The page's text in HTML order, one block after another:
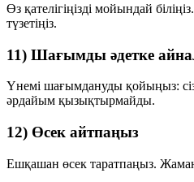
Өз қателігіңізді мойындай
түзетіңіз.
11) Шағымды әдетке
Үнемі шағымдануды қойыңыз:
әрдайым қызықтырмайды.
12) Өсек айтпаңыз
Ешқашан өсек таратпаңыз.